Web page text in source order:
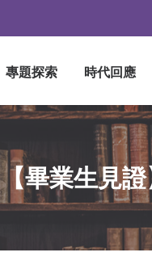
專題探索 時代回應
【畢業生見